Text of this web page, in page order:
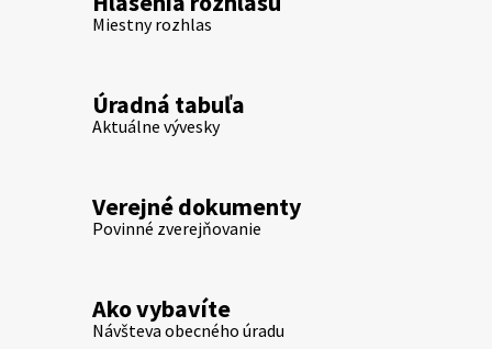
Miestny rozhlas
Úradná tabuľa
Aktuálne vývesky
Verejné dokumenty
Povinné zverejňovanie
Ako vybavíte
Návšteva obecného úradu